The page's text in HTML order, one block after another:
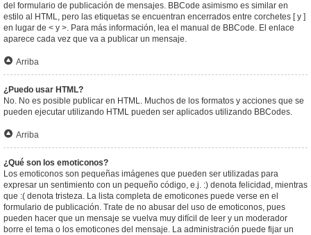
del formulario de publicación de mensajes. BBCode asimismo es similar en
estilo al HTML, pero las etiquetas se encuentran encerrados entre corchetes [ y ]
en lugar de < y >. Para más información, lea el manual de BBCode. El enlace
aparece cada vez que va a publicar un mensaje.
Arriba
¿Puedo usar HTML?
No. No es posible publicar en HTML. Muchos de los formatos y acciones que se
pueden ejecutar utilizando HTML pueden ser aplicados utilizando BBCodes.
Arriba
¿Qué son los emoticonos?
Los emoticonos son pequeñas imágenes que pueden ser utilizadas para
expresar un sentimiento con un pequeño código, e.j. :) denota felicidad, mientras
que :( denota tristeza. La lista completa de emoticones puede verse en el
formulario de publicación. Trate de no abusar del uso de emoticonos, pues
pueden hacer que un mensaje se vuelva muy difícil de leer y un moderador
borre el tema o los emoticones del mensaje. La administración puede fijar un